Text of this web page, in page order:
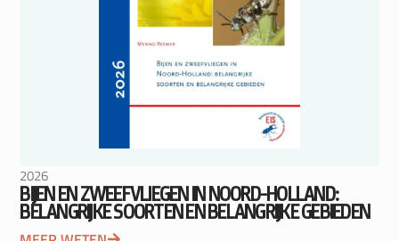
2026
BIJEN EN ZWEEFVLIEGEN IN NOORD-HOLLAND:
BELANGRIJKE SOORTEN EN BELANGRIJKE GEBIEDEN